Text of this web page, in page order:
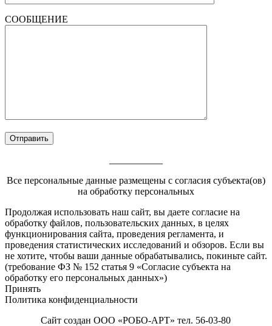
СООБЩЕНИЕ
Все персональные данные размещены с согласия субъекта(ов)
на обработку персональных
Footer
Content
Продолжая использовать наш сайт, вы даете согласие на
обработку файлов, пользовательских данных, в целях
функционирования сайта, проведения регламента, и
проведения статистических исследований и обзоров. Если вы
не хотите, чтобы ваши данные обрабатывались, покиньте сайт.
(требование ФЗ № 152 статья 9 «Согласие субъекта на
обработку его персональных данных»)
Принять
Политика конфиденциальности
Сайт создан ООО «РОБО-АРТ» тел. 56-03-80